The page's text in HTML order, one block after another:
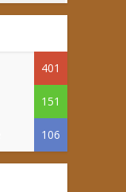
401
151
106